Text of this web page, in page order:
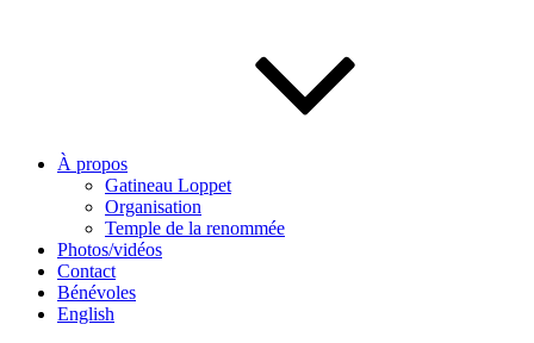
À propos
Gatineau Loppet
Organisation
Temple de la renommée
Photos/vidéos
Contact
Bénévoles
English